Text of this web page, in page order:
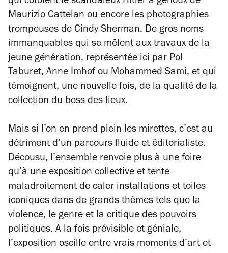
Maurizio Cattelan ou encore les photographies
trompeuses de Cindy Sherman. De gros noms
immanquables qui se mêlent aux travaux de la
jeune génération, représentée ici par Pol
Taburet, Anne Imhof ou Mohammed Sami, et qui
témoignent, une nouvelle fois, de la qualité de la
collection du boss des lieux.
Mais si l’on en prend plein les mirettes, c’est au
détriment d’un parcours fluide et éditorialiste.
Décousu, l’ensemble renvoie plus à une foire
qu’à une exposition collective et tente
maladroitement de caler installations et toiles
iconiques dans de grands thèmes tels que la
violence, le genre et la critique des pouvoirs
politiques. A la fois prévisible et géniale,
l’exposition oscille entre vrais moments d’art et